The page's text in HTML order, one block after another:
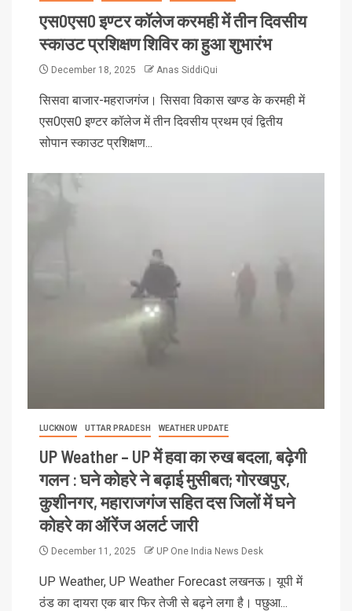
एस0एस0 इण्टर कॉलेज करमही में तीन दिवसीय
स्काउट प्रशिक्षण शिविर का हुआ शुभारंभ
December 18, 2025 Anas SiddiQui
सिसवा बाजार-महराजगंज। सिसवा विकास खण्ड के करमही में
एस0एस0 इण्टर कॉलेज में तीन दिवसीय प्रथम एवं द्वितीय
सोपान स्काउट प्रशिक्षण...
LUCKNOW UTTAR PRADESH WEATHER UPDATE
UP Weather – UP में हवा का रुख बदला, बढ़ेगी
गलन : घने कोहरे ने बढ़ाई मुसीबत; गोरखपुर,
कुशीनगर, महाराजगंज सहित दस जिलों में घने
कोहरे का ऑरेंज अलर्ट जारी
December 11, 2025 UP One India News Desk
UP Weather, UP Weather Forecast लखनऊ। यूपी में
ठंड का दायरा एक बार फिर तेजी से बढ़ने लगा है। पछुआ...